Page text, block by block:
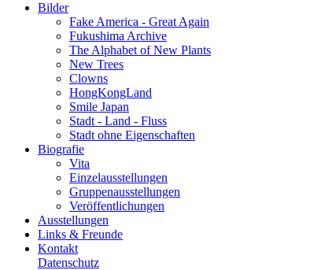
Bilder
Fake America - Great Again
Fukushima Archive
The Alphabet of New Plants
New Trees
Clowns
HongKongLand
Smile Japan
Stadt - Land - Fluss
Stadt ohne Eigenschaften
Biografie
Vita
Einzelausstellungen
Gruppenausstellungen
Veröffentlichungen
Ausstellungen
Links & Freunde
Kontakt
Datenschutz